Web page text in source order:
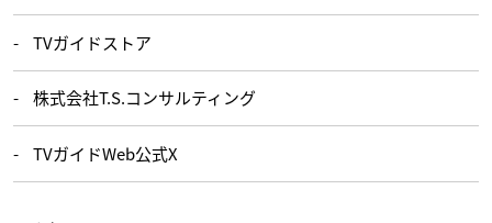
TVガイドストア
株式会社T.S.コンサルティング
TVガイドWeb公式X